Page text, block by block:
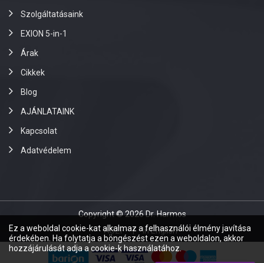
Szolgáltatásaink
EXION 5-in-1
Árak
Cikkek
Blog
AJÁNLATAINK
Kapcsolat
Adatvédelem
Copyright © 2026 Dr. Harmos
ÁSZF
In English
Ez a weboldal cookie-kat alkalmaz a felhasználói élmény javítása
érdekében. Ha folytatja a böngészést ezen a weboldalon, akkor
hozzájárulását adja a cookie-k használatához.